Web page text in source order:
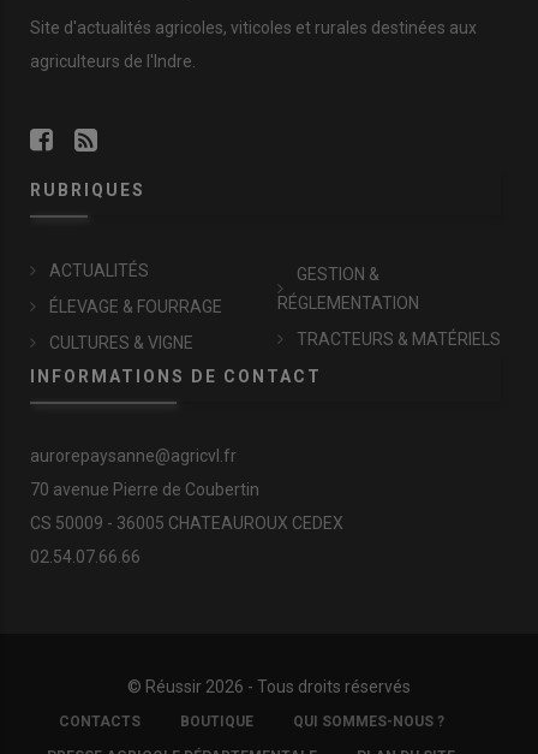
Site d'actualités agricoles, viticoles et rurales destinées aux
agriculteurs de l'Indre.
RUBRIQUES
ACTUALITÉS
ÉLEVAGE & FOURRAGE
CULTURES & VIGNE
GESTION &
RÉGLEMENTATION
TRACTEURS & MATÉRIELS
INFORMATIONS DE CONTACT
aurorepaysanne@agricvl.fr
70 avenue Pierre de Coubertin
CS 50009 - 36005 CHATEAUROUX CEDEX
02.54.07.66.66
© Réussir 2026 - Tous droits réservés
FOOTER
COPYRIGHT
CONTACTS BOUTIQUE QUI SOMMES-NOUS ?